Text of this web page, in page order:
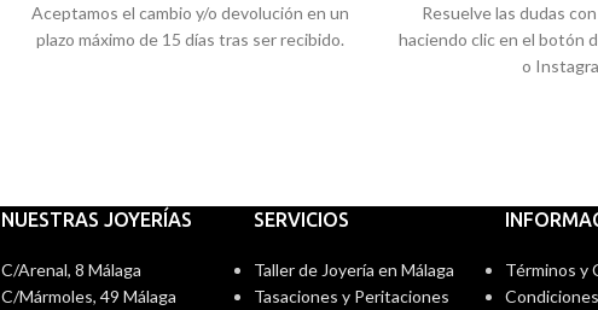
Aceptamos el cambio y/o devolución en un
plazo máximo de 15 días tras ser recibido.
Resuelve las dudas
haciendo clic en el botón
o
NUESTRAS JOYERÍAS
C/Arenal, 8 Málaga
C/Mármoles, 49 Málaga
SERVICIOS
Taller de Joyería en Málaga
Tasaciones y Peritaciones
Términos y